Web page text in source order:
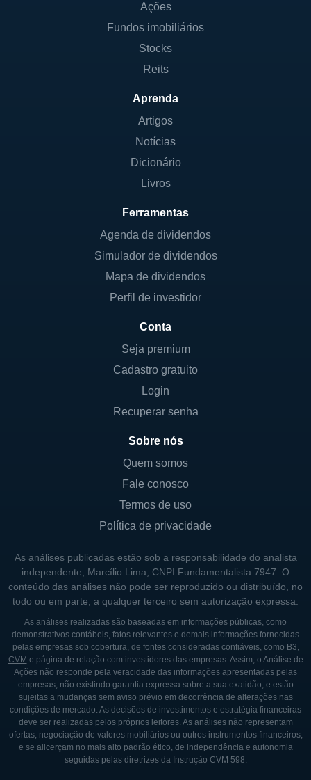
Ações
Fundos imobiliários
Stocks
Reits
Aprenda
Artigos
Notícias
Dicionário
Livros
Ferramentas
Agenda de dividendos
Simulador de dividendos
Mapa de dividendos
Perfil de investidor
Conta
Seja premium
Cadastro gratuito
Login
Recuperar senha
Sobre nós
Quem somos
Fale conosco
Termos de uso
Política de privacidade
As análises publicadas estão sob a responsabilidade do analista
independente, Marcílio Lima, CNPI Fundamentalista 7947. O
conteúdo das análises não pode ser reproduzido ou distribuído, no
todo ou em parte, a qualquer terceiro sem autorização expressa.
As análises realizadas são baseadas em informações públicas, como
demonstrativos contábeis, fatos relevantes e demais informações fornecidas
pelas empresas sob cobertura, de fontes consideradas confiáveis, como B3,
CVM e página de relação com investidores das empresas. Assim, o Análise de
Ações não responde pela veracidade das informações apresentadas pelas
empresas, não existindo garantia expressa sobre a sua exatidão, e estão
sujeitas a mudanças sem aviso prévio em decorrência de alterações nas
condições de mercado. As decisões de investimentos e estratégia financeiras
deve ser realizadas pelos próprios leitores. As análises não representam
ofertas, negociação de valores mobiliários ou outros instrumentos financeiros,
e se alicerçam no mais alto padrão ético, de independência e autonomia
seguidas pelas diretrizes da Instrução CVM 598.